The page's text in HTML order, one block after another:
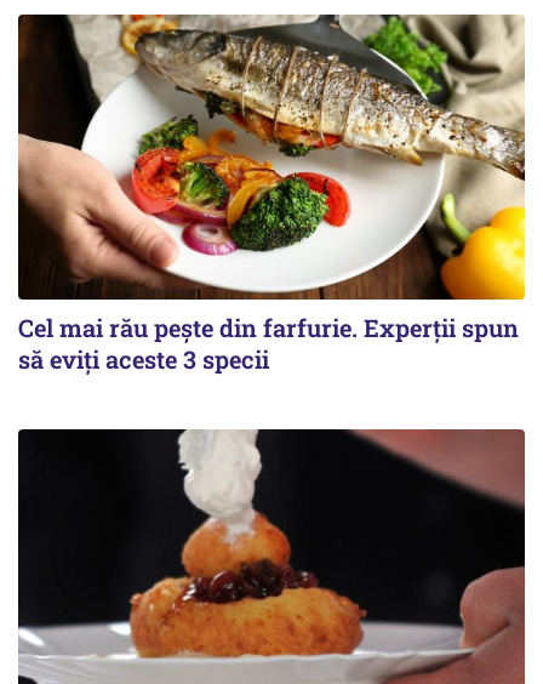
Cel mai rău pește din farfurie. Experții spun
să eviți aceste 3 specii